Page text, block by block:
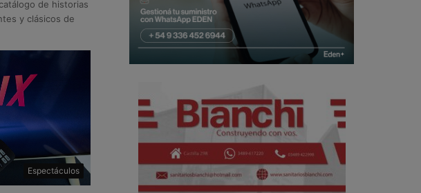
de historias
y clásicos de
Espectáculos